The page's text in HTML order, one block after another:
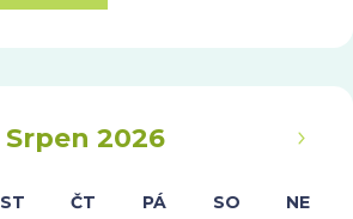
Srpen 2026
ST ČT PÁ SO
NE